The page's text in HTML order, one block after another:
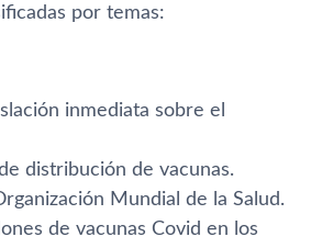
por temas:
inmediata sobre el
distribución de vacunas.
Mundial de la Salud.
de vacunas Covid en los